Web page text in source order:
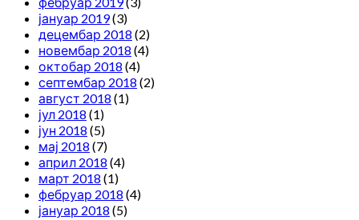
јануар 2019(3)
децембар 2018 (2)
новембар 2018 (4)
октобар 2018 (4)
септембар 2018 (2)
август 2018 (1)
јул 2018 (1)
јун 2018 (5)
мај 2018 (7)
април 2018 (4)
март 2018 (1)
фебруар 2018 (4)
јануар 2018 (5)